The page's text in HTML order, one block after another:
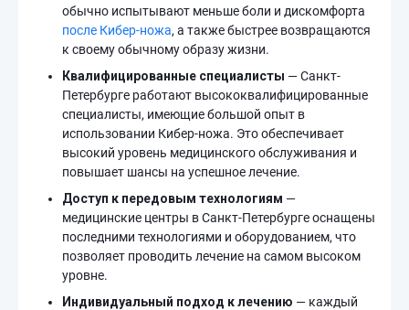
обычно испытывают меньше боли и дискомфорта
после Кибер-ножа, а также быстрее возвращаются
к своему обычному образу жизни.
Квалифицированные специалисты — Санкт-
Петербурге работают высококвалифицированные
специалисты, имеющие большой опыт в
использовании Кибер-ножа. Это обеспечивает
высокий уровень медицинского обслуживания и
повышает шансы на успешное лечение.
Доступ к передовым технологиям —
медицинские центры в Санкт-Петербурге оснащены
последними технологиями и оборудованием, что
позволяет проводить лечение на самом высоком
уровне.
Индивидуальный подход к лечению — каждый